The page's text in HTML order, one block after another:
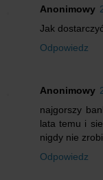
Anonimowy
Jak
Odpowiedz
Anonimowy
najgorszy
lata temu i
nigdy nie
Odpowiedz